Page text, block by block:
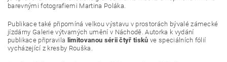
barevnými fotografiemi Martina Poláka.
Publikace také připomíná velkou výstavu v prostorách bývalé zámecké
jízdárny Galerie výtvarných umění v Náchodě. Autorka k vydání
publikace připravila limitovanou sérii čtyř tisků ve speciálních fólií
vycházející z kresby Rouška.